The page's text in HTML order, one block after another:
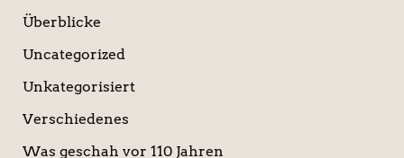
Überblicke
Uncategorized
Unkategorisiert
Verschiedenes
Was geschah vor 110 Jahren